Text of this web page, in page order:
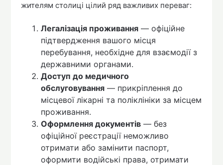
жителям столиці цілий ряд важливих переваг:
Легалізація проживання — офіційне
підтвердження вашого місця
перебування, необхідне для взаємодії з
державними органами.
Доступ до медичного
обслуговування — прикріплення до
місцевої лікарні та поліклініки за місцем
проживання.
Оформлення документів — без
офіційної реєстрації неможливо
отримати або замінити паспорт,
оформити водійські права, отримати